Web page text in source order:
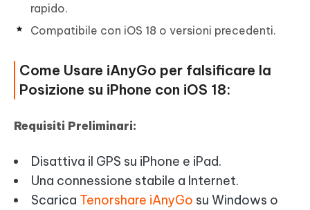
rapido.
Compatibile con iOS 18 o versioni precedenti.
Come Usare iAnyGo per falsificare la
Posizione su iPhone con iOS 18:
Requisiti Preliminari:
Disattiva il GPS su iPhone e iPad.
Una connessione stabile a Internet.
Scarica Tenorshare iAnyGo su Windows o